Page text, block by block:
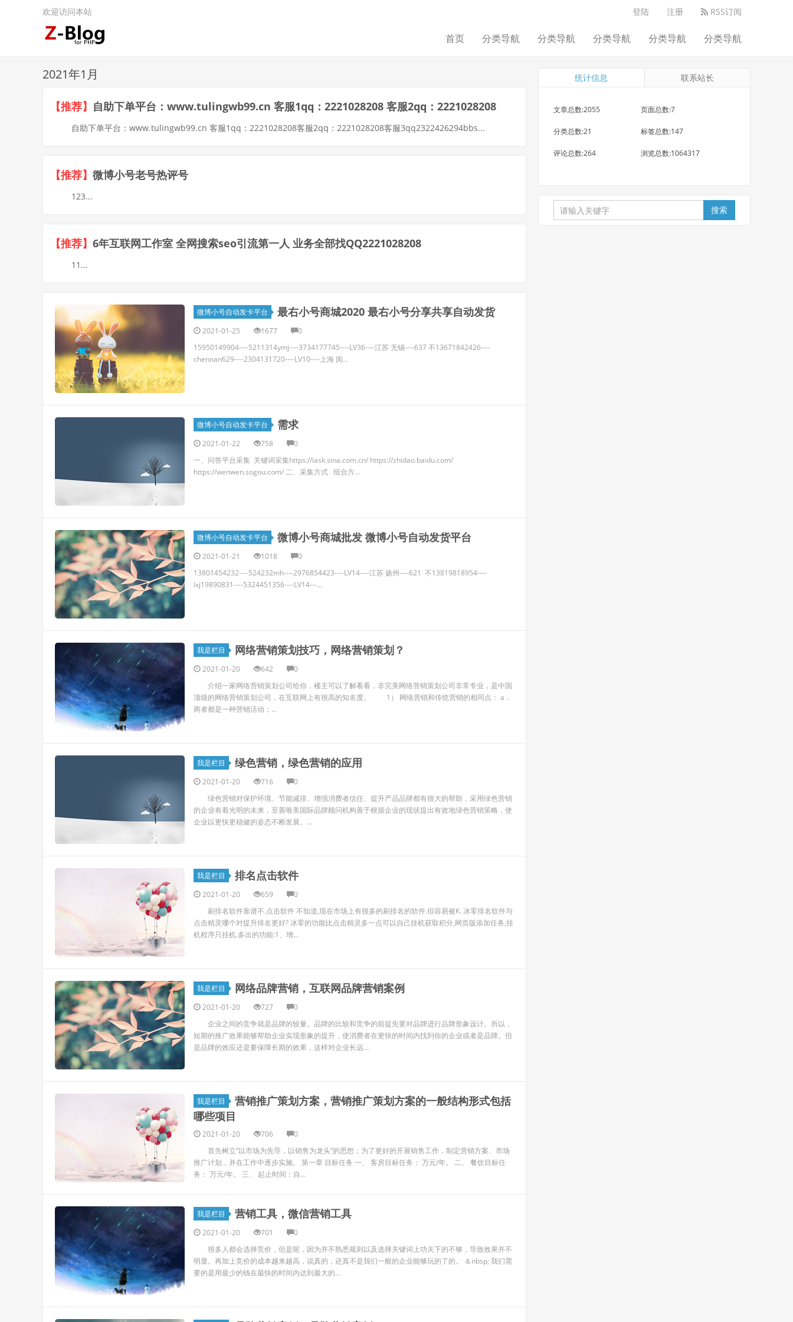
登陆 注册 RSS订阅
欢迎访问本站
首页 分类导航 分类导航 分类导航 分类导航 分类导航
2021年1月
【推荐】 自助下单平台：www.tulingwb99.cn 客服1qq：2221028208 客服2qq：2221028208
自助下单平台：www.tulingwb99.cn 客服1qq：2221028208客服2qq：2221028208客服3qq2322426294bbs...
【推荐】 微博小号老号热评号
123...
【推荐】 6年互联网工作室 全网搜索seo引流第一人 业务全部找QQ2221028208
11...
微博小号自动发卡平台 最右小号商城2020 最右小号分享共享自动发货
2021-01-25 1677
0
15950149904----5211314ymj----3734177745----LV36----江苏 无锡----637 不13671842426----
chennan629----2304131720----LV10----上海 闵...
微博小号自动发卡平台 需求
2021-01-22 758
0
一、问答平台采集 关键词采集https://iask.sina.com.cn/ https://zhidao.baidu.com/
https://wenwen.sogou.com/ 二、采集方式 组合方...
微博小号自动发卡平台 微博小号商城批发 微博小号自动发货平台
2021-01-21 1018
0
13801454232----524232mh----2976854423----LV14----江苏 扬州----621 不13819818954----
lxj19890831----5324451356----LV14---...
我是栏目 网络营销策划技巧，网络营销策划？
2021-01-20 642
0
介绍一家网络营销策划公司给你，楼主可以了解看看，非完美网络营销策划公司非常专业，是中国
顶级的网络营销策划公司，在互联网上有很高的知名度。 1） 网络营销和传统营销的相同点： a．
两者都是一种营销活动；...
我是栏目 绿色营销，绿色营销的应用
2021-01-20 716
0
绿色营销对保护环境、节能减排、增强消费者信任、提升产品品牌都有很大的帮助，采用绿色营销
的企业有着光明的未来，至善唯美国际品牌顾问机构善于根据企业的现状提出有效地绿色营销策略，使
企业以更快更稳健的姿态不断发展。...
我是栏目 排名点击软件
2021-01-20 659
0
刷排名软件靠谱不.点击软件 不知道,现在市场上有很多的刷排名的软件.但容易被K. 冰零排名软件与
点击精灵哪个对提升排名更好? 冰零的功能比点击精灵多一点可以自己挂机获取积分,网页版添加任务,挂
机程序只挂机.多出的功能:1、增...
我是栏目 网络品牌营销，互联网品牌营销案例
2021-01-20 727
0
企业之间的竞争就是品牌的较量。品牌的比较和竞争的前提先要对品牌进行品牌形象设计。所以，
短期的推广效果能够帮助企业实现形象的提升，使消费者在更快的时间内找到你的企业或者是品牌。但
是品牌的效应还是要保障长期的效果，这样对企业长远...
我是栏目
营销推广策划方案，营销推广策划方案的一般结构形式包括
哪些项目
2021-01-20 706
0
首先树立“以市场为先导，以销售为龙头”的思想；为了更好的开展销售工作，制定营销方案、市场
推广计划，并在工作中逐步实施。 第一章 目标任务 一、 客房目标任务： 万元/年。 二、 餐饮目标任
务： 万元/年。 三、 起止时间：自...
我是栏目 营销工具，微信营销工具
2021-01-20 701
0
很多人都会选择竞价，但是呢，因为并不熟悉规则以及选择关键词上功夫下的不够，导致效果并不
明显。再加上竞价的成本越来越高，说真的，还真不是我们一般的企业能够玩的了的。 ＆nbsp; 我们需
要的是用最少的钱在最快的时间内达到最大的...
统计信息 联系站长
文章总数:2055 页面总数:7
分类总数:21 标签总数:147
评论总数:264 浏览总数:1064317
搜索